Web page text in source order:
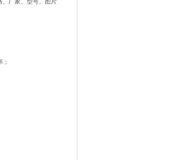
、厂家、型号、图片